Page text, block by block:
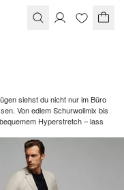
siehst du nicht nur im Büro
Von edlem Schurwollmix bis
Hyperstretch – lass